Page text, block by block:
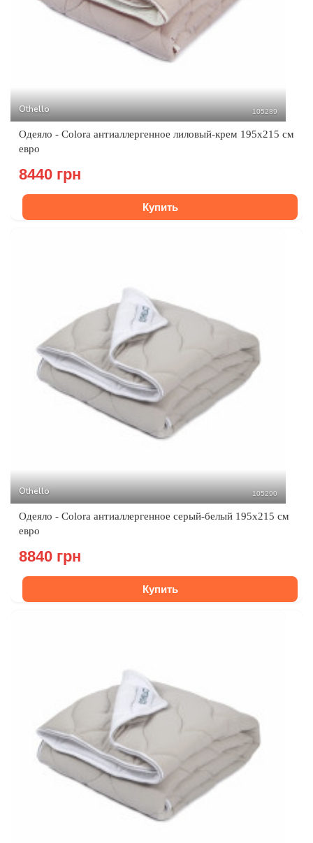
Othello 105289
Одеяло - Colora антиаллергенное лиловый-крем 195x215 см
евро
8440 грн
Купить
Othello 105290
Одеяло - Colora антиаллергенное серый-белый 195х215 см
евро
8840 грн
Купить